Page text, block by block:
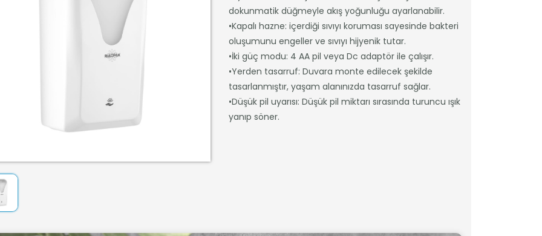
dokunmatik düğmeyle akış yoğunluğu ayarlanabilir.
•Kapalı hazne: içerdiği sıvıyı koruması sayesinde bakteri
oluşumunu engeller ve sıvıyı hijyenik tutar.
•İki güç modu: 4 AA pil veya Dc adaptör ile çalışır.
•Yerden tasarruf: Duvara monte edilecek şekilde
tasarlanmıştır, yaşam alanınızda tasarruf sağlar.
•Düşük pil uyarısı: Düşük pil miktarı sırasında turuncu ışık
yanıp söner.